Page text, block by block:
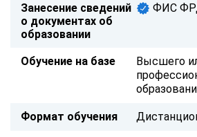
Занесение сведений
о документах об
образовании
ФИС
Обучение на базе
Высшего
Формат обучения